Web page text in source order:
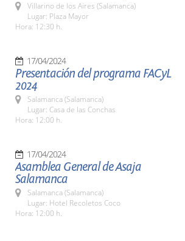
Villarino de los Aires (Salamanca)
Lugar: Plaza Mayor
Hora: 12:30 h.
17/04/2024
Presentación del programa FACyL
2024
Salamanca (Salamanca)
Lugar: Casa de las Conchas
Hora: 12:00 h.
17/04/2024
Asamblea General de Asaja
Salamanca
Salamanca (Salamanca)
Lugar: Hotel Recoletos Coco
Hora: 12:00 h.